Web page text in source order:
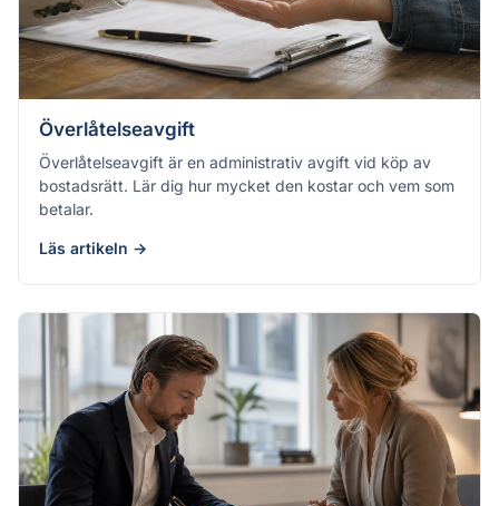
Överlåtelseavgift
Överlåtelseavgift är en administrativ avgift vid köp av
bostadsrätt. Lär dig hur mycket den kostar och vem som
betalar.
Läs artikeln →